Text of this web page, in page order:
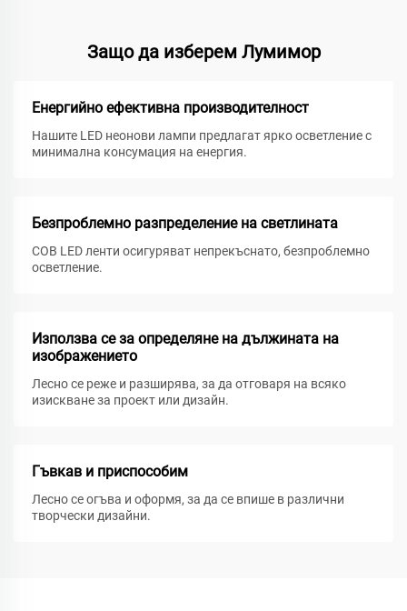
Защо да изберем Лумимор
Енергийно ефективна производителност
Нашите LED неонови лампи предлагат ярко осветление с
минимална консумация на енергия.
Безпроблемно разпределение на светлината
COB LED ленти осигуряват непрекъснато, безпроблемно
осветление.
Използва се за определяне на дължината на
изображението
Лесно се реже и разширява, за да отговаря на всяко
изискване за проект или дизайн.
Гъвкав и приспособим
Лесно се огъва и оформя, за да се впише в различни
творчески дизайни.